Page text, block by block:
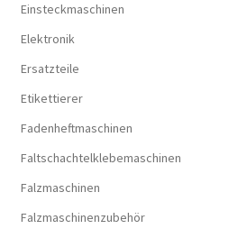
Einsteckmaschinen
Elektronik
Ersatzteile
Etikettierer
Fadenheftmaschinen
Faltschachtelklebemaschinen
Falzmaschinen
Falzmaschinenzubehör